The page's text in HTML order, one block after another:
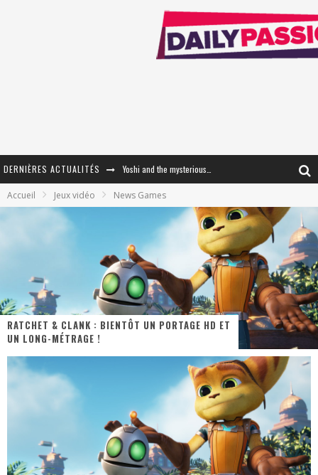
DERNIÈRES ACTUALITÉS
« The Broken Ring / This Mariage Will Fail Anyway » (Tome 2) – Préparer sa vengeance…
« Mon Village Révolté » - Combattre un Projet !
« Le Béton et le Bambou / Propositions pour Mayotte et le Monde. » - Améliorations !
Star Fox
« MOFUSAND / Parler Japonais » – Des Expressions Pratiques !
« Dr Wertham / L’homme qui étudia les tueurs en série » - Un Métier à Risque !
Assassin's Creed Black Flag Resynced
« Le Vent dand les Saules » - Une Belle Histoire !
Accueil Jeux vidéo News Games
RATCHET & CLANK : BIENTÔT UN PORTAGE HD ET
UN LONG-MÉTRAGE !